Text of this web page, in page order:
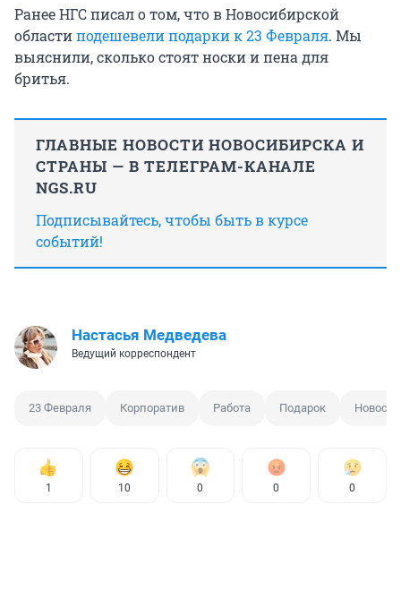
Ранее НГС писал о том, что в Новосибирской
областиподешевели подарки к 23 Февраля. Мы
выяснили, сколько стоят носки и пена для
бритья.
ГЛАВНЫЕ НОВОСТИ НОВОСИБИРСКА И
СТРАНЫ — В ТЕЛЕГРАМ-КАНАЛЕ
NGS.RU
Подписывайтесь, чтобы быть в курсе
событий!
Настасья Медведева
Ведущий корреспондент
23 Февраля Корпоратив Работа Подарок
1 10 0 0 0